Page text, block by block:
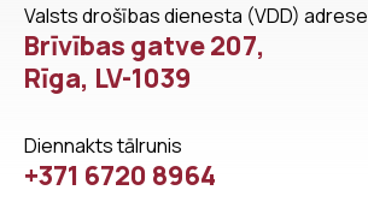
Valsts drošības dienesta (VDD) adrese
Brīvības gatve 207,
Rīga, LV-1039
Diennakts tālrunis
+371 6720 8964